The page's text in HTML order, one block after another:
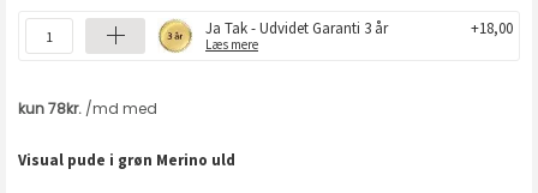
Ja Tak - Udvidet Garanti 3 år
Læs mere
+18,00
Visual pude i grøn Merino uld